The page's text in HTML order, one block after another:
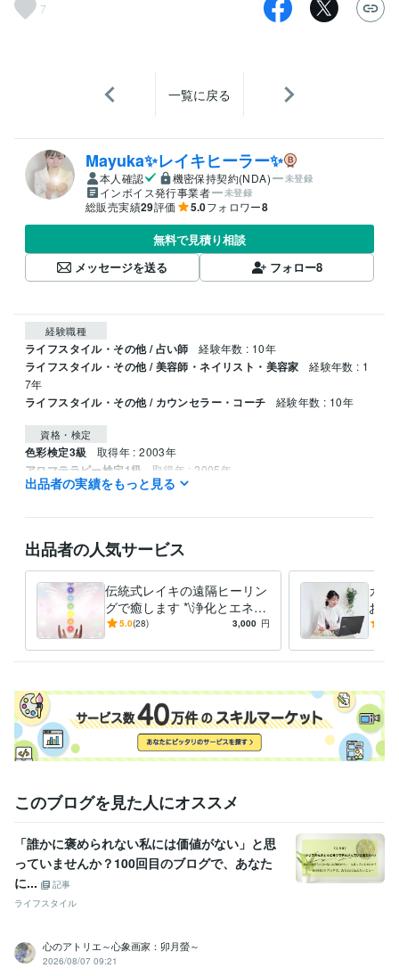
7
一覧に戻る
Mayuka✨レイキヒーラー✨
本人確認 機密保持契約(NDA) 未登録
インボイス発行事業者 未登録
総販売実績29評価 5.0フォロワー8
無料で見積り相談
メッセージを送る
フォロー8
経験職種
ライフスタイル・その他 / 占い師 経験年数 : 10年
ライフスタイル・その他 / 美容師・ネイリスト・美容家
経験年数 : 1
7年
ライフスタイル・その他 / カウンセラー・コーチ 経験年数 : 10年
資格・検定
色彩検定3級 取得年 : 2003年
アロマテラピー検定1級 取得年 : 2005年
認定レイキヒーラー 取得年 : 2022年
得意分野
学習指導・資格・キャリア相談
スピリチュアル コーチング ヒーリング カラーセラピー
出品者の実績をもっと見る
出品者の人気サービス
伝統式レイキの遠隔ヒーリン
グで癒します *\浄化とエネル
ギーチャージで整えます/*
5.0(28) 3,000 円
カラ
お聴
って
このブログを見た人にオススメ
「誰かに褒められない私には価値がない」と思
っていませんか？100回目のブログで、あなた
に...
記事
ライフスタイル
心のアトリエ～心象画家：卯月螢～
2026/08/07 09:21